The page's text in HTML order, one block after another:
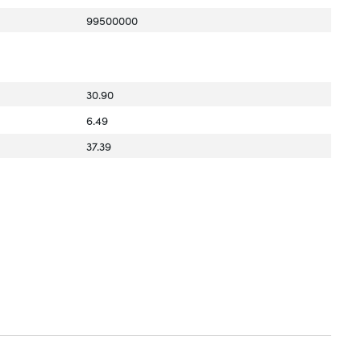
99500000
30.90
6.49
37.39